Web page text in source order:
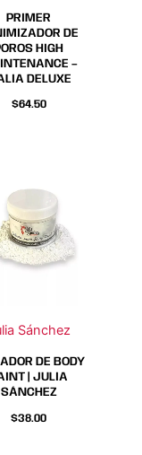
PRIMER
DE
HIGH
–
DELUXE
$64.50
Sánchez
DE BODY
| JULIA
SÁNCHEZ
$38.00